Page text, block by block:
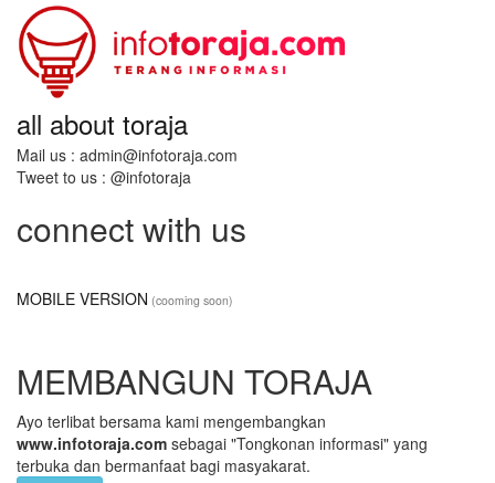
all about toraja
Mail us : admin@infotoraja.com
Tweet to us : @infotoraja
connect with us
MOBILE VERSION (cooming soon)
MEMBANGUN TORAJA
Ayo terlibat bersama kami mengembangkan
www.infotoraja.com sebagai "Tongkonan informasi" yang
terbuka dan bermanfaat bagi masyakarat.